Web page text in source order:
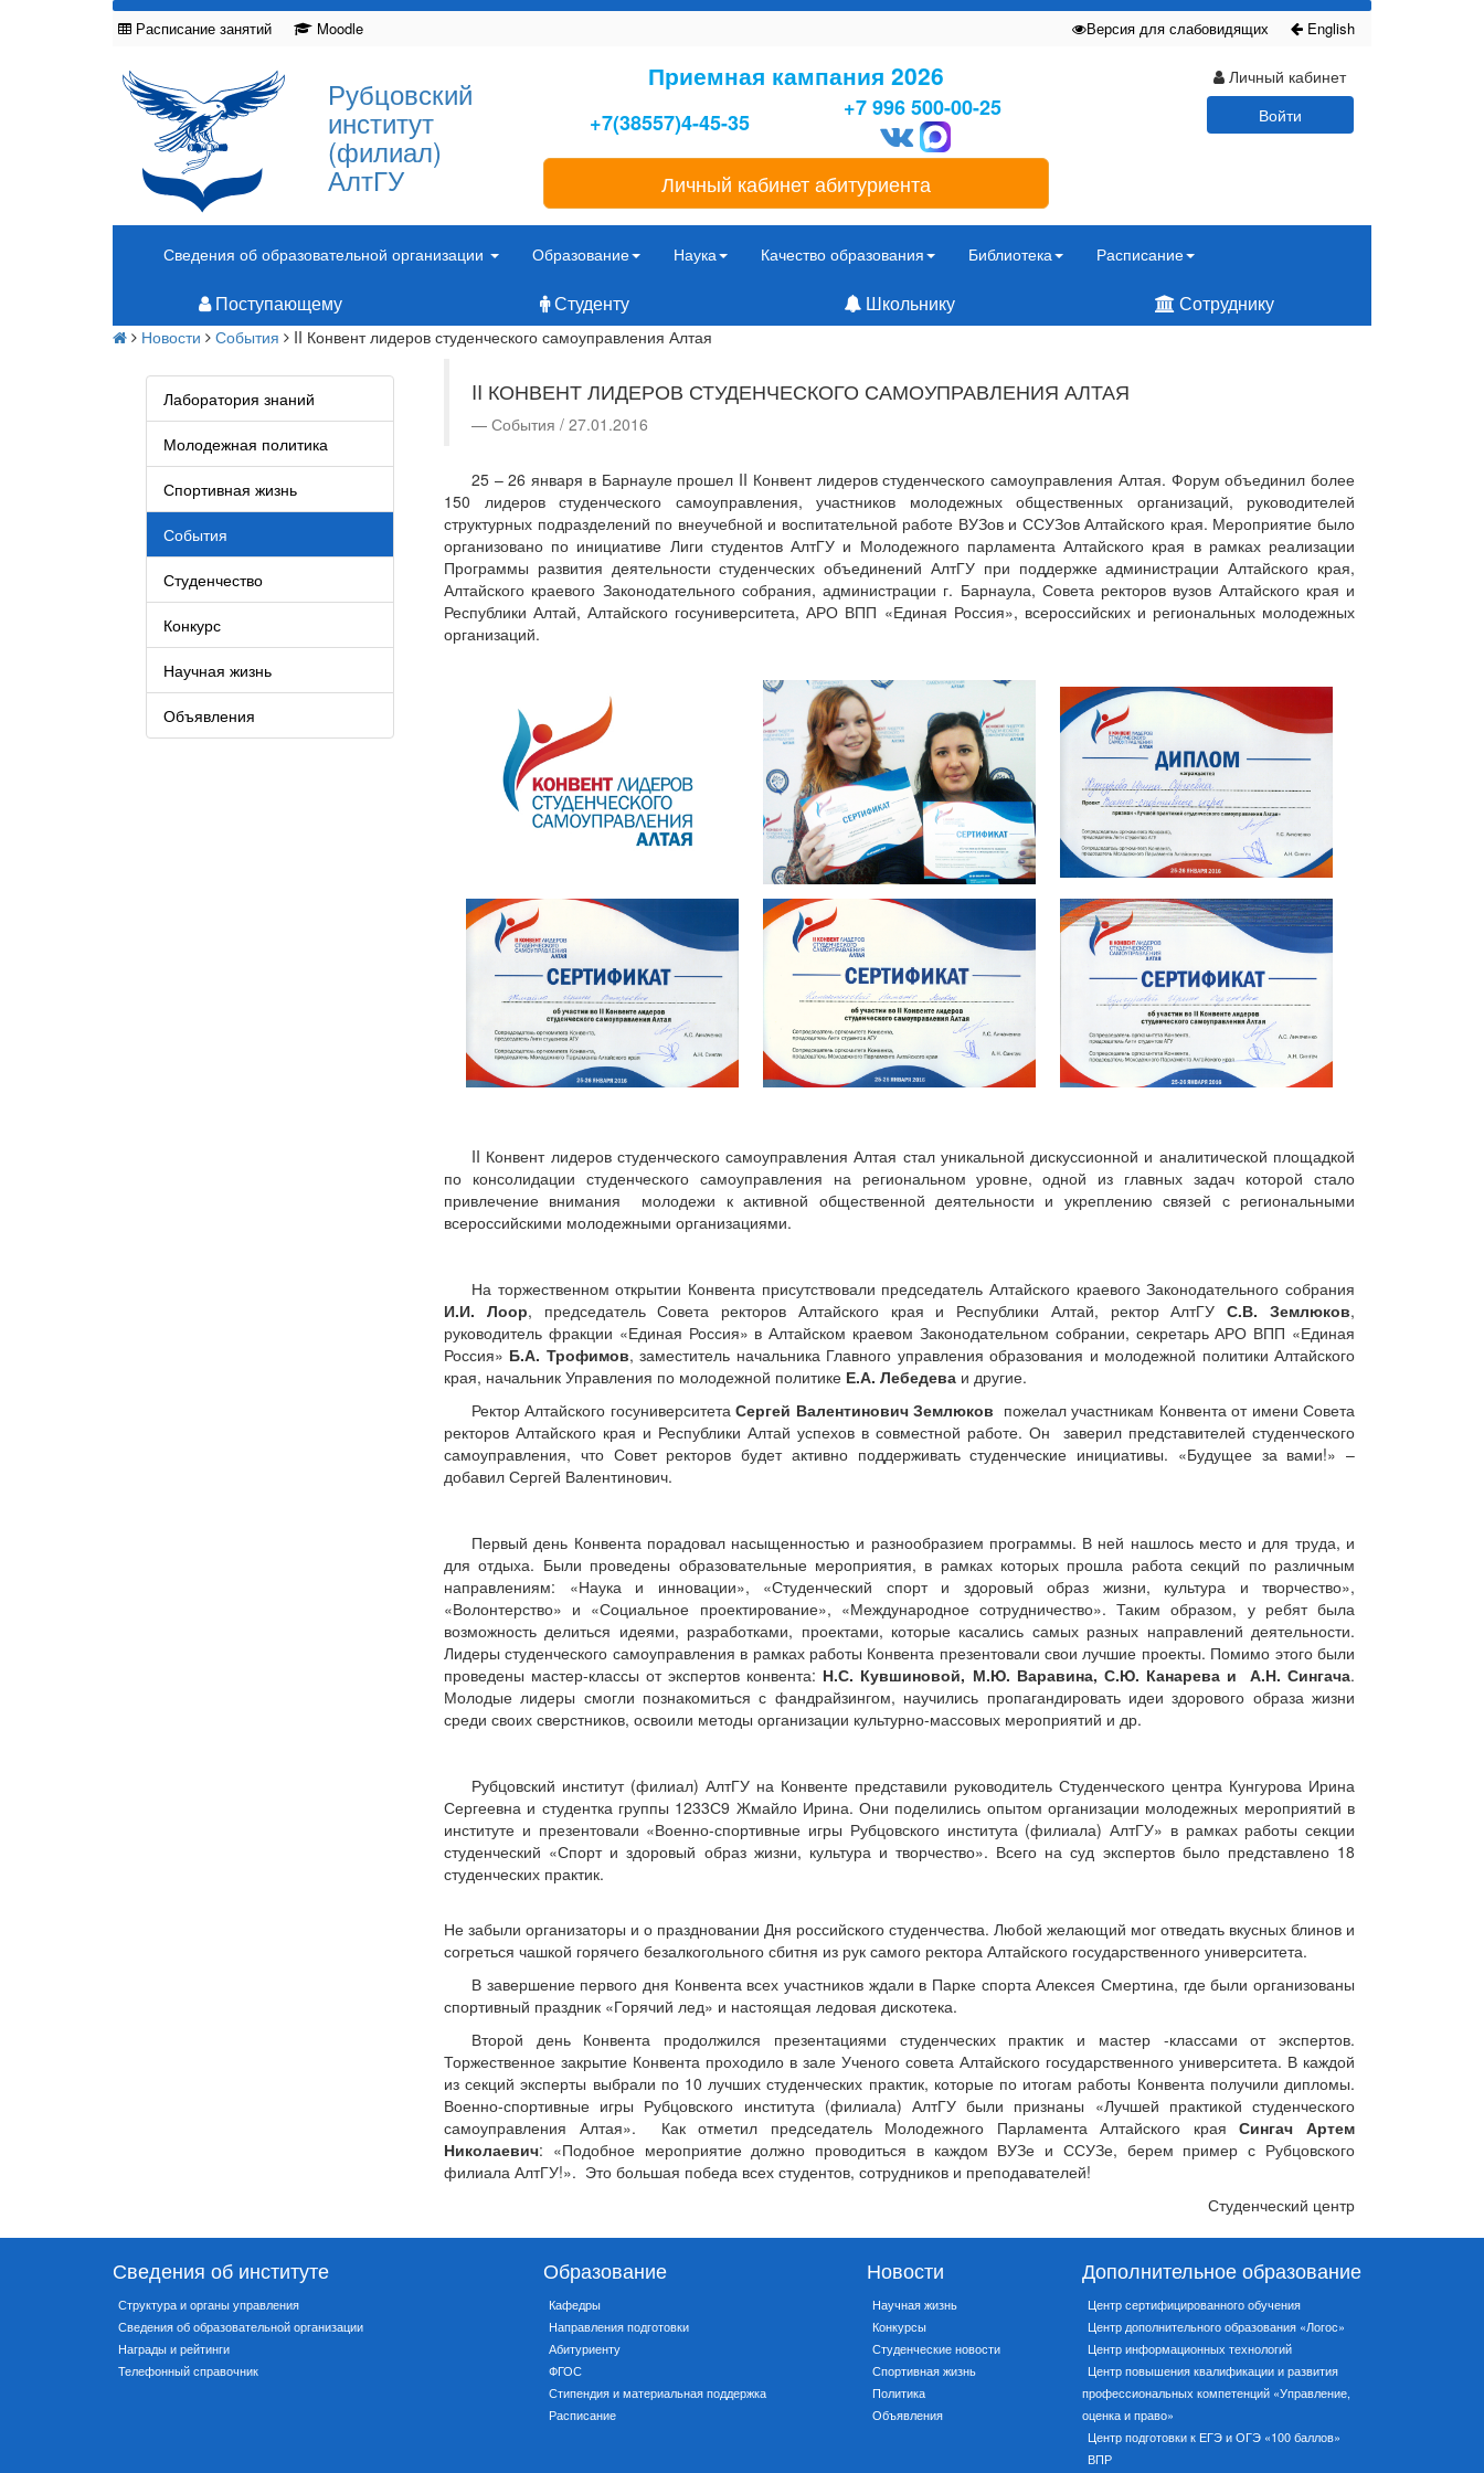
Расписание занятий Moodle English
Версия для слабовидящих
Рубцовский
институт
(филиал)
АлтГУ
Приемная кампания 2026
+7(38557)4-45-35
+7 996 500-00-25
Личный кабинет абитуриента
Личный кабинет
Войти
Сведения об образовательной организации Образование Наука Качество образования Библиотека Расписание
Поступающему Студенту Школьнику Сотруднику
Новости События II Конвент лидеров студенческого самоуправления Алтая
Лаборатория знаний
Молодежная политика
Спортивная жизнь
События
Студенчество
Конкурс
Научная жизнь
Объявления
II КОНВЕНТ ЛИДЕРОВ СТУДЕНЧЕСКОГО САМОУПРАВЛЕНИЯ АЛТАЯ
События / 27.01.2016
25 – 26 января в Барнауле прошел II Конвент лидеров студенческого самоуправления Алтая. Форум объединил более
150 лидеров студенческого самоуправления, участников молодежных общественных организаций, руководителей
структурных подразделений по внеучебной и воспитательной работе ВУЗов и ССУЗов Алтайского края. Мероприятие было
организовано по инициативе Лиги студентов АлтГУ и Молодежного парламента Алтайского края в рамках реализации
Программы развития деятельности студенческих объединений АлтГУ при поддержке администрации Алтайского края,
Алтайского краевого Законодательного собрания, администрации г. Барнаула, Совета ректоров вузов Алтайского края и
Республики Алтай, Алтайского госуниверситета, АРО ВПП «Единая Россия», всероссийских и региональных молодежных
организаций.
II Конвент лидеров студенческого самоуправления Алтая стал уникальной дискуссионной и аналитической площадкой
по консолидации студенческого самоуправления на региональном уровне, одной из главных задач которой стало
привлечение внимания молодежи к активной общественной деятельности и укреплению связей с региональными
всероссийскими молодежными организациями.
На торжественном открытии Конвента присутствовали председатель Алтайского краевого Законодательного собрания
И.И. Лоор, председатель Совета ректоров Алтайского края и Республики Алтай, ректор АлтГУС.В. Землюков,
руководитель фракции «Единая Россия» в Алтайском краевом Законодательном собрании, секретарь АРО ВПП «Единая
Россия» Б.А. Трофимов, заместитель начальника Главного управления образования и молодежной политики Алтайского
края, начальник Управления по молодежной политике Е.А. Лебедева и другие.
Ректор Алтайского госуниверситетаСергей Валентинович Землюков пожелал участникам Конвента от имени Совета
ректоров Алтайского края и Республики Алтай успехов в совместной работе. Он заверил представителей студенческого
самоуправления, что Совет ректоров будет активно поддерживать студенческие инициативы. «Будущее за вами!» –
добавил Сергей Валентинович.
Первый день Конвента порадовал насыщенностью и разнообразием программы. В ней нашлось место и для труда, и
для отдыха. Были проведены образовательные мероприятия, в рамках которых прошла работа секций по различным
направлениям: «Наука и инновации», «Студенческий спорт и здоровый образ жизни, культура и творчество»,
«Волонтерство» и «Социальное проектирование», «Международное сотрудничество». Таким образом, у ребят была
возможность делиться идеями, разработками, проектами, которые касались самых разных направлений деятельности.
Лидеры студенческого самоуправления в рамках работы Конвента презентовали свои лучшие проекты. Помимо этого были
проведены мастер-классы от экспертов конвента: Н.С. Кувшиновой, М.Ю. Варавина, С.Ю. Канарева и А.Н. Сингача.
Молодые лидеры смогли познакомиться с фандрайзингом, научились пропагандировать идеи здорового образа жизни
среди своих сверстников, освоили методы организации культурно-массовых мероприятий и др.
Рубцовский институт (филиал) АлтГУ на Конвенте представили руководитель Студенческого центра Кунгурова Ирина
Сергеевна и студентка группы 1233С9 Жмайло Ирина. Они поделились опытом организации молодежных мероприятий в
институте и презентовали «Военно-спортивные игры Рубцовского института (филиала) АлтГУ» в рамках работы секции
студенческий «Спорт и здоровый образ жизни, культура и творчество». Всего на суд экспертов было представлено 18
студенческих практик.
Не забыли организаторы и о праздновании Дня российского студенчества. Любой желающий мог отведать вкусных блинов и
согреться чашкой горячего безалкогольного сбитня из рук самого ректора Алтайского государственного университета.
В завершение первого дня Конвента всех участников ждали в Парке спорта Алексея Смертина, где были организованы
спортивный праздник «Горячий лед» и настоящая ледовая дискотека.
Второй день Конвента продолжился презентациями студенческих практик и мастер -классами от экспертов.
Торжественное закрытие Конвента проходило в зале Ученого совета Алтайского государственного университета. В каждой
из секций эксперты выбрали по 10 лучших студенческих практик, которые по итогам работы Конвента получили дипломы.
Военно-спортивные игры Рубцовского института (филиала) АлтГУ были признаны «Лучшей практикой студенческого
самоуправления Алтая». Как отметил председатель Молодежного Парламента Алтайского краяСингач Артем
Николаевич: «Подобное мероприятие должно проводиться в каждом ВУЗе и ССУЗе, берем пример с Рубцовского
филиала АлтГУ!». Это большая победа всех студентов, сотрудников и преподавателей!
Студенческий центр
Сведения об институте
Структура и органы управления
Сведения об образовательной организации
Награды и рейтинги
Телефонный справочник
Образование
Кафедры
Направления подготовки
Абитуриенту
ФГОС
Стипендия и материальная поддержка
Расписание
Новости
Научная жизнь
Конкурсы
Студенческие новости
Спортивная жизнь
Политика
Объявления
Дополнительное образование
Центр сертифицированного обучения
Центр дополнительного образования «Логос»
Центр информационных технологий
Центр повышения квалификации и развития
профессиональных компетенций «Управление,
оценка и право»
Центр подготовки к ЕГЭ и ОГЭ «100 баллов»
ВПР